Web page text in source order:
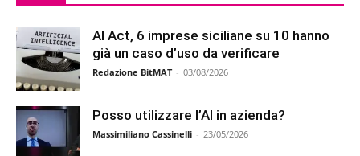
AI Act, 6 imprese siciliane su 10 hanno
già un caso d’uso da verificare
Redazione BitMAT - 03/08/2026
Posso utilizzare l’AI in azienda?
Massimiliano Cassinelli - 23/05/2026